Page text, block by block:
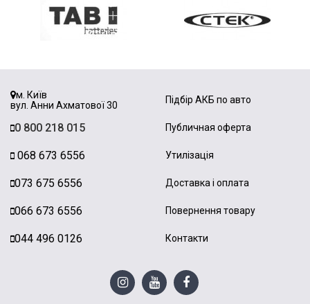
м. Київ
вул. Анни Ахматової 30
0 800 218 015
068 673 6556
073 675 6556
066 673 6556
044 496 0126
Підбір АКБ по авто
Публичная оферта
Утилізація
Доставка і оплата
Повернення товару
Контакти